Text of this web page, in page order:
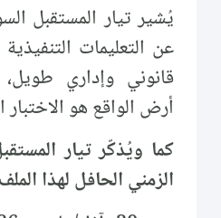
يُشير تيار المستقبل
عن التعليمات
قانوني وإداري
أرض الواقع هو
كما ويُذكّر تيار
الزمني الحافل لهذا